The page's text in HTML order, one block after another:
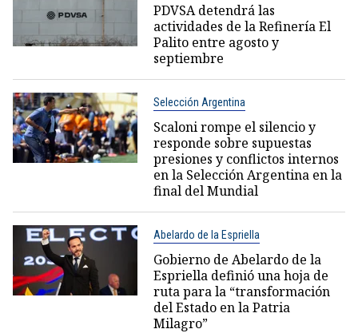
PDVSA detendrá las
actividades de la Refinería El
Palito entre agosto y
septiembre
Selección Argentina
Scaloni rompe el silencio y
responde sobre supuestas
presiones y conflictos internos
en la Selección Argentina en la
final del Mundial
Abelardo de la Espriella
Gobierno de Abelardo de la
Espriella definió una hoja de
ruta para la “transformación
del Estado en la Patria
Milagro”